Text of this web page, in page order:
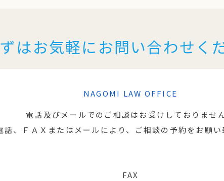
はお気軽にお問い合わせく
NAGOMI LAW OFFICE
電話及びメールでのご相談はお受けしておりません
話、ＦＡＸまたはメールにより、ご相談の予約をお願い
FAX